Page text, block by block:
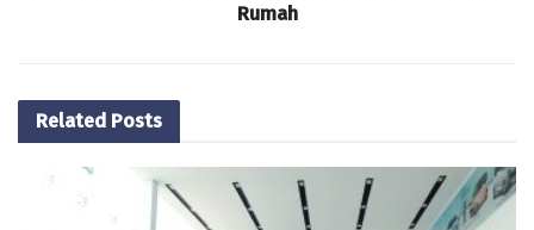
Rumah
Related Posts